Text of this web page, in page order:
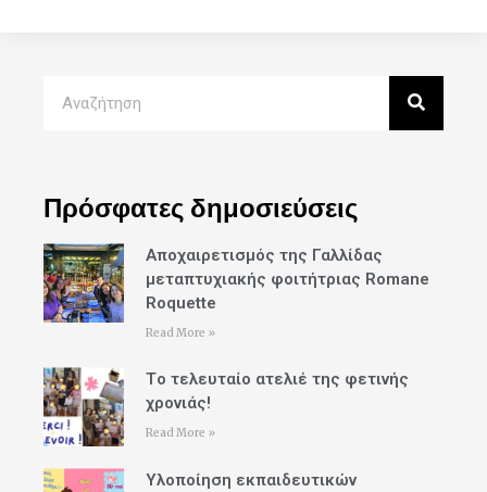
Πρόσφατες δημοσιεύσεις
Αποχαιρετισμός της Γαλλίδας
μεταπτυχιακής φοιτήτριας Romane
Roquette
Read More »
Tο τελευταίο ατελιέ της φετινής
χρονιάς!
Read More »
Υλοποίηση εκπαιδευτικών